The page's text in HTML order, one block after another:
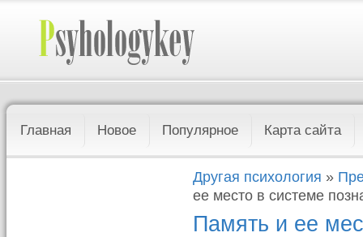
Главная Новое Популярное Карта сайта
Другая психология »
ее место в системе
Память и ее